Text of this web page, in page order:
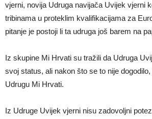
vjerni, novija Udruga navijača Uvijek vjerni
tribinama u proteklim kvalifikacijama za
pitanje je postoji li ta udruga još barem na
Iz skupine Mi Hrvati su tražili da Udruga
svoj status, ali nakon što se to nije
Udrugu Mi Hrvati.
Iz Udruge Uvijek vjerni nisu zadovoljni